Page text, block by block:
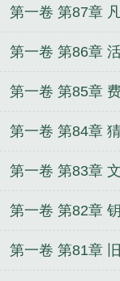
by未删减版 你
云
边境第一军
猎养家奔小康by
还在地球徐缺免
第一卷 第87章
第一卷 第86章
第一卷 第85章
第一卷 第84章
第一卷 第83章
第一卷 第82章
第一卷 第81章